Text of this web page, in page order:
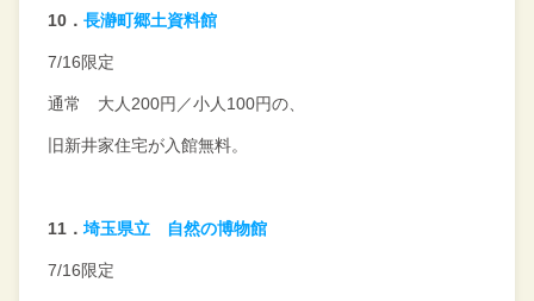
10 ． 長瀞町郷土資料館
7/16限定
通常 大人200円／小人100円の、
旧新井家住宅が入館無料。
11． 埼玉県立 自然の博物館
7/16限定